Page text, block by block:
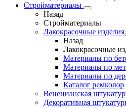
Стройматериалы
Назад
Стройматериалы
Лакокрасочные изделия
Назад
Лакокрасочные
Материалы по
Материалы по
Материалы по
Каталог ремколор
Венецианская
Декоративная